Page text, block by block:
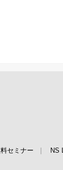
セミナー NS